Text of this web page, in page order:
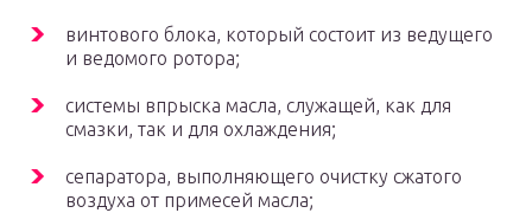
винтового блока, который состоит из ведущего
и ведомого ротора;
системы впрыска масла, служащей, как для
смазки, так и для охлаждения;
сепаратора, выполняющего очистку сжатого
воздуха от примесей масла;